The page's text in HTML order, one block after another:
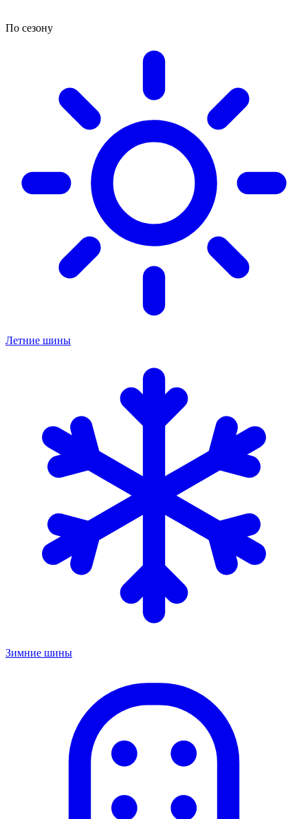
По сезону
Летние шины
Зимние шины